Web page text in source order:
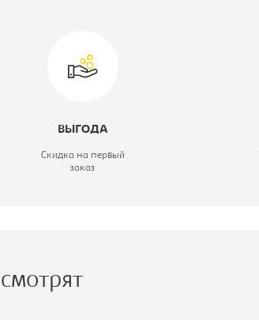
ВЫГОДА
Скидка на первый
заказ